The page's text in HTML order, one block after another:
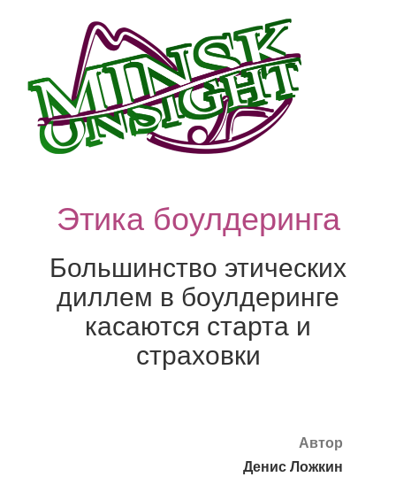
Этика боулдеринга
Большинство этических
диллем в боулдеринге
касаются старта и
страховки
Автор
Денис Ложкин